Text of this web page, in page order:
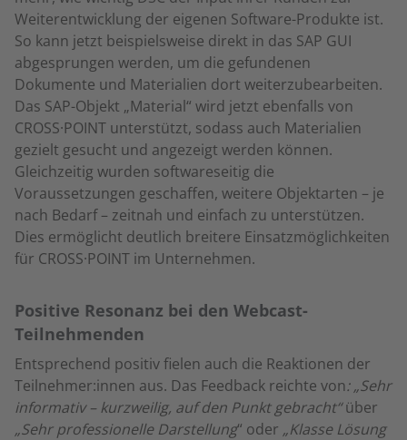
Weiterentwicklung der eigenen Software-Produkte ist.
So kann jetzt beispielsweise direkt in das SAP GUI
abgesprungen werden, um die gefundenen
Dokumente und Materialien dort weiterzubearbeiten.
Das SAP-Objekt „Material“ wird jetzt ebenfalls von
CROSS·POINT unterstützt, sodass auch Materialien
gezielt gesucht und angezeigt werden können.
Gleichzeitig wurden softwareseitig die
Voraussetzungen geschaffen, weitere Objektarten – je
nach Bedarf – zeitnah und einfach zu unterstützen.
Dies ermöglicht deutlich breitere Einsatzmöglichkeiten
für CROSS·POINT im Unternehmen.
Positive Resonanz bei den Webcast-
Teilnehmenden
Entsprechend positiv fielen auch die Reaktionen der
Teilnehmer:innen aus. Das Feedback reichte von: „Sehr
informativ – kurzweilig, auf den Punkt gebracht“über
„Sehr professionelle Darstellung“ oder „Klasse Lösung